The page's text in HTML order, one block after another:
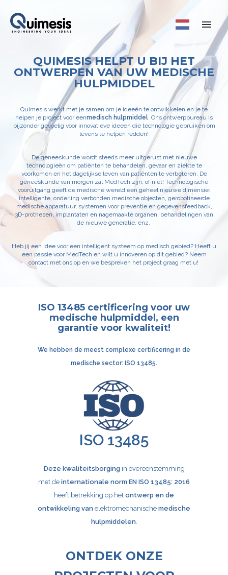
QUIMESIS HELPT U BIJ HET
ONTWERPEN VAN UW MEDISCHE
HULPMIDDEL
Quimesis werkt met je samen om je ideeën te ontwikkelen en je te
helpen je project voor eenmedisch hulpmiddel. Ons ontwerpbureau is
bijzonder gevoelig voor innovatieve ideeën die technologie gebruiken om
levens te helpen redden!
De geneeskunde wordt steeds meer uitgerust met nieuwe
technologieën om patiënten te behandelen, gevaar en ziekte te
voorkomen en het dagelijkse leven van patiënten te verbeteren. De
geneeskunde van morgen zal MedTech zijn, of niet! Technologische
vooruitgang geeft de medische wereld een geheel nieuwe dimensie:
intelligente, onderling verbonden medische objecten, gerobotiseerde
medische apparatuur, systemen voor preventie en gegevensfeedback,
3D-prothesen, implantaten en nagemaakte organen, behandelingen van
de nieuwe generatie, enz.
Heb jij een idee voor een intelligent systeem op medisch gebied? Heeft u
een passie voor MedTech en wilt u innoveren op dit gebied? Neem
contact met ons op en we bespreken het project graag met u!
ISO 13485 certificering voor uw
medische hulpmiddel, een
garantie voor kwaliteit!
We hebben de meest complexe certificering in de
medische sector: ISO 13485.
ISO 13485
Deze kwaliteitsborgingin overeenstemming
met de internationale norm EN ISO 13485: 2016
heeft betrekking op het ontwerp en de
ontwikkeling van elektromechanische medische
hulpmiddelen.
ONTDEK ONZE